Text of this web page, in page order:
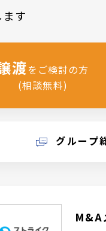
す
渡をご検討の方
(相談無料)
グループ
M&A